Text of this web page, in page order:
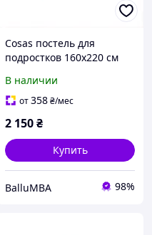
Cosas постель для
подростков 160х220 см
8M558E93A2
В наличии
от358₴/мес
2 150₴
Купить
BalluMBA 98%